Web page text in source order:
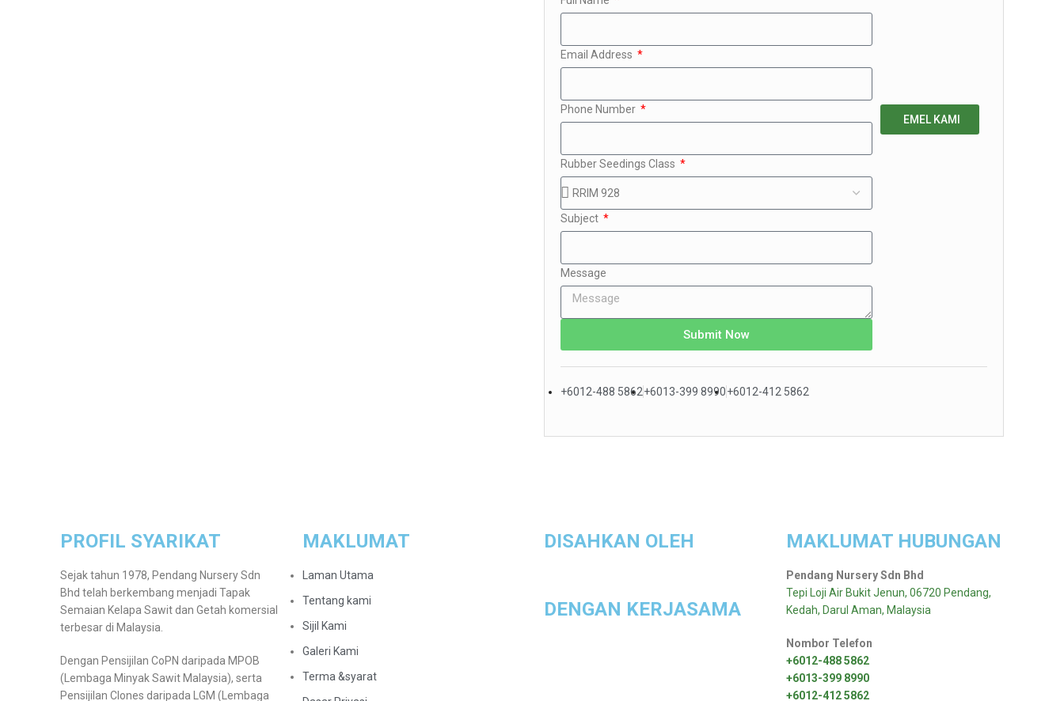
Email Address
Phone Number
Rubber Seedings Class
Subject
Message
Submit Now
EMEL KAMI
+6012-488 5862+6013-399 8990+6012-412 5862
PROFIL SYARIKAT
Sejak tahun 1978, Pendang Nursery Sdn
Bhd telah berkembang menjadi Tapak
Semaian Kelapa Sawit dan Getah komersial
terbesar di Malaysia.
Dengan Pensijilan CoPN daripada MPOB
(Lembaga Minyak Sawit Malaysia), serta
Pensijilan Clones daripada LGM (Lembaga
MAKLUMAT
Laman Utama
Tentang kami
Sijil Kami
Galeri Kami
Terma &syarat
DISAHKAN OLEH
DENGAN KERJASAMA
MAKLUMAT HUBUNGAN
Pendang Nursery Sdn Bhd
Tepi Loji Air Bukit Jenun, 06720 Pendang,
Kedah, Darul Aman, Malaysia
Nombor Telefon
+6012-488 5862
+6013-399 8990
+6012-412 5862